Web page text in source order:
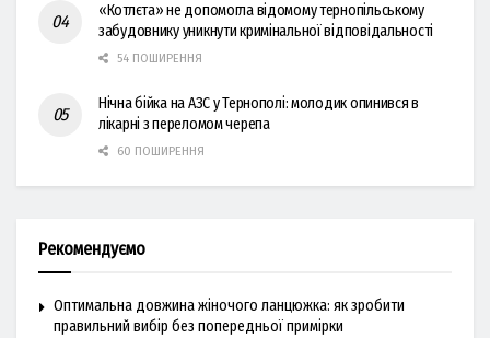
«Котлєта» не допомогла відомому тернопільському
забудовнику уникнути кримінальної відповідальності
54 ПОШИРЕННЯ
Нічна бійка на АЗС у Тернополі: молодик опинився в
лікарні з переломом черепа
60 ПОШИРЕННЯ
Рекомендуємо
Оптимальна довжина жіночого ланцюжка: як зробити
правильний вибір без попередньої примірки